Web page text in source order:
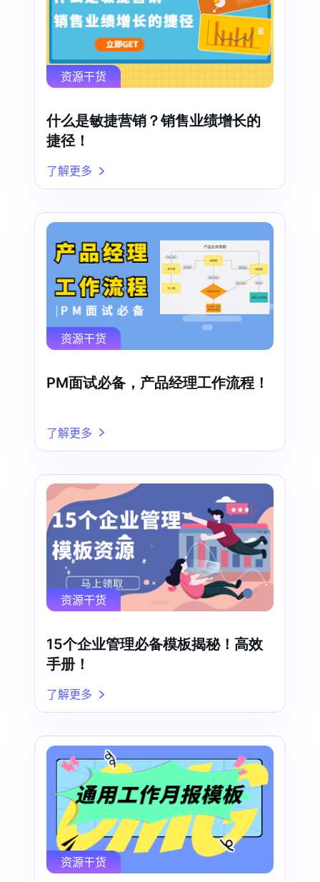
资源干货
什么是敏捷营销？销售业绩增长的
捷径！
了解更多
资源干货
PM面试必备，产品经理工作流程！
了解更多
资源干货
15个企业管理必备模板揭秘！高效
手册！
了解更多
资源干货